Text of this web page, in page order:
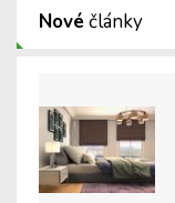
Nové články